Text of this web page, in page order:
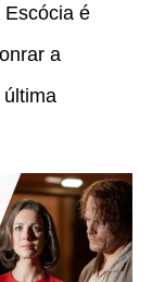
Escócia é
a